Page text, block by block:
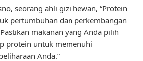
seorang ahli gizi hewan, “Protein
pertumbuhan dan perkembangan
makanan yang Anda pilih
protein untuk memenuhi
Anda.”